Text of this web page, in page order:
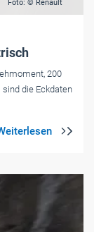
Foto: © Renault
200
die Eckdaten